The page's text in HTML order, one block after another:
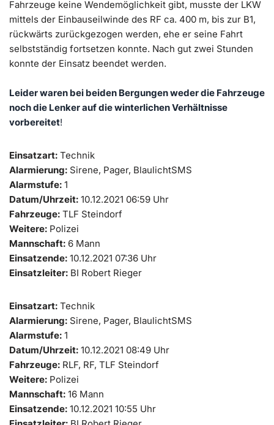
Fahrzeuge keine Wendemöglichkeit gibt, musste der LKW
mittels der Einbauseilwinde des RF ca. 400 m, bis zur B1,
rückwärts zurückgezogen werden, ehe er seine Fahrt
selbstständig fortsetzen konnte. Nach gut zwei Stunden
konnte der Einsatz beendet werden.
Leider waren bei beiden Bergungen weder die Fahrzeuge
noch die Lenker auf die winterlichen Verhältnisse
vorbereitet!
Einsatzart: Technik
Alarmierung: Sirene, Pager, BlaulichtSMS
Alarmstufe: 1
Datum/Uhrzeit: 10.12.2021 06:59 Uhr
Fahrzeuge: TLF Steindorf
Weitere: Polizei
Mannschaft: 6 Mann
Einsatzende: 10.12.2021 07:36 Uhr
Einsatzleiter: BI Robert Rieger
Einsatzart: Technik
Alarmierung: Sirene, Pager, BlaulichtSMS
Alarmstufe: 1
Datum/Uhrzeit: 10.12.2021 08:49 Uhr
Fahrzeuge: RLF, RF, TLF Steindorf
Weitere: Polizei
Mannschaft: 16 Mann
Einsatzende: 10.12.2021 10:55 Uhr